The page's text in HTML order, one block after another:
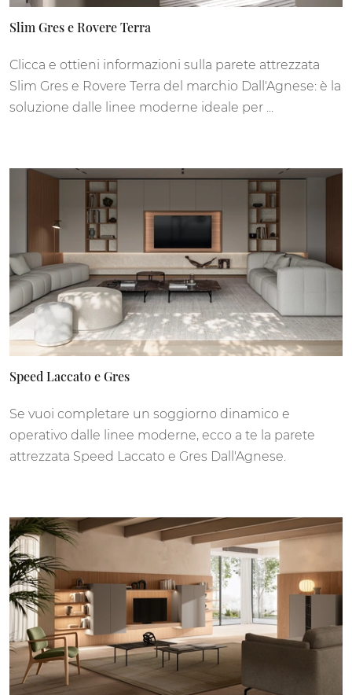
Slim Gres e Rovere Terra
Clicca e ottieni informazioni sulla parete attrezzata
Slim Gres e Rovere Terra del marchio Dall'Agnese: è la
soluzione dalle linee moderne ideale per ...
Speed Laccato e Gres
Se vuoi completare un soggiorno dinamico e
operativo dalle linee moderne, ecco a te la parete
attrezzata Speed Laccato e Gres Dall'Agnese.